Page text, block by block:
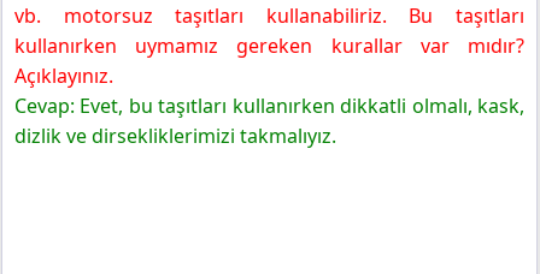
vb. motorsuz taşıtları kullanabiliriz. Bu taşıtları
kullanırken uymamız gereken kurallar var mıdır?
Açıklayınız.
Cevap: Evet, bu taşıtları kullanırken dikkatli olmalı, kask,
dizlik ve dirsekliklerimizi takmalıyız.